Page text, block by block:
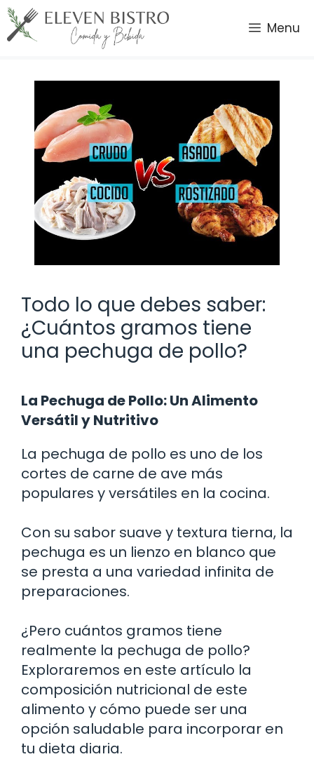
Saltar
al
contenido
Menu
Todo lo que debes saber:
¿Cuántos gramos tiene
una pechuga de pollo?
La Pechuga de Pollo: Un Alimento
Versátil y Nutritivo
La pechuga de pollo es uno de los
cortes de carne de ave más
populares y versátiles en la cocina.
Con su sabor suave y textura tierna, la
pechuga es un lienzo en blanco que
se presta a una variedad infinita de
preparaciones.
¿Pero cuántos gramos tiene
realmente la pechuga de pollo?
Exploraremos en este artículo la
composición nutricional de este
alimento y cómo puede ser una
opción saludable para incorporar en
tu dieta diaria.